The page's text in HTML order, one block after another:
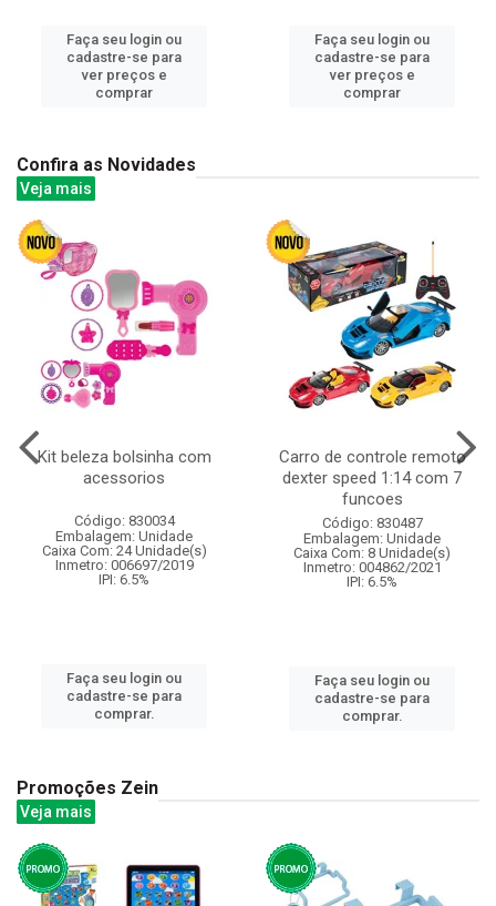
Faça seu login ou
cadastre-se para
ver preços e
comprar
Faça seu login ou
cadastre-se para
ver preços e
comprar
Confira as Novidades
Veja mais
Kit beleza bolsinha com
acessorios
Código: 830034
Embalagem: Unidade
Caixa Com: 24 Unidade(s)
Inmetro: 006697/2019
IPI: 6.5%
Faça seu login ou
cadastre-se para
comprar.
Carro de controle remoto
dexter speed 1:14 com 7
funcoes
Código: 830487
Embalagem: Unidade
Caixa Com: 8 Unidade(s)
Inmetro: 004862/2021
IPI: 6.5%
Faça seu login ou
cadastre-se para
comprar.
Promoções Zein
Veja mais